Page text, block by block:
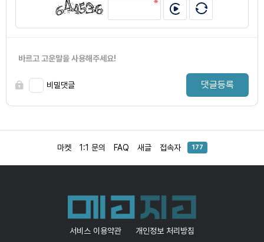
바르고 고운말을 사용해주세요!
비밀댓글 댓글등록
마켓 1:1 문의 FAQ 새글 접속자 177
서비스 이용약관 개인정보 처리방침